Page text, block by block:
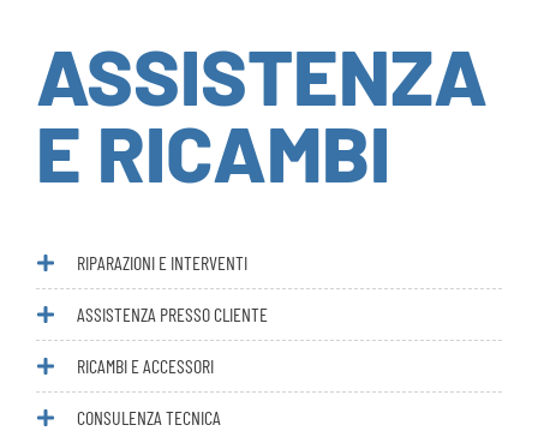
ASSISTENZA
E RICAMBI
ASSISTENZA PRESSO CLIENTE
RICAMBI E ACCESSORI
CONSULENZA TECNICA